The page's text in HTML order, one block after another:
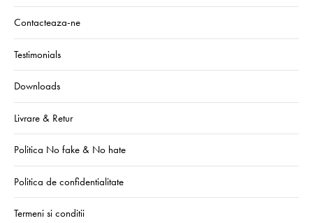
Contacteaza-ne
Testimonials
Downloads
Livrare & Retur
Politica No fake & No hate
Politica de confidentialitate
Termeni si conditii